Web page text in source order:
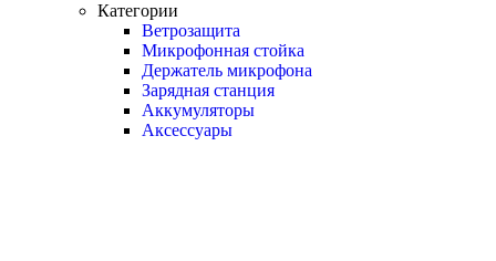
Категории
Ветрозащита
Микрофонная стойка
Держатель микрофона
Зарядная станция
Аккумуляторы
Аксессуары